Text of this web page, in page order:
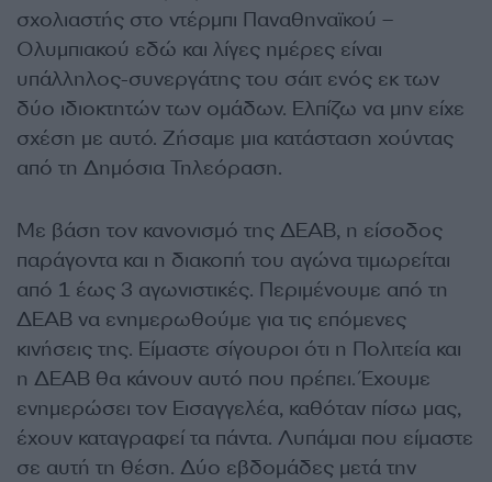
σχολιαστής στο ντέρμπι Παναθηναϊκού –
Ολυμπιακού εδώ και λίγες ημέρες είναι
υπάλληλος-συνεργάτης του σάιτ ενός εκ των
δύο ιδιοκτητών των ομάδων. Ελπίζω να μην είχε
σχέση με αυτό. Ζήσαμε μια κατάσταση χούντας
από τη Δημόσια Τηλεόραση.
Με βάση τον κανονισμό της ΔΕΑΒ, η είσοδος
παράγοντα και η διακοπή του αγώνα τιμωρείται
από 1 έως 3 αγωνιστικές. Περιμένουμε από τη
ΔΕΑΒ να ενημερωθούμε για τις επόμενες
κινήσεις της. Είμαστε σίγουροι ότι η Πολιτεία και
η ΔΕΑΒ θα κάνουν αυτό που πρέπει. Έχουμε
ενημερώσει τον Εισαγγελέα, καθόταν πίσω μας,
έχουν καταγραφεί τα πάντα. Λυπάμαι που είμαστε
σε αυτή τη θέση. Δύο εβδομάδες μετά την